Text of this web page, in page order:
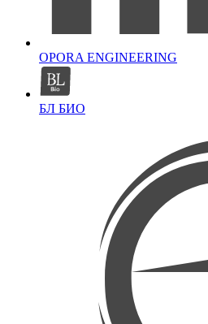
OPORA ENGINEERING
БЛ БИО